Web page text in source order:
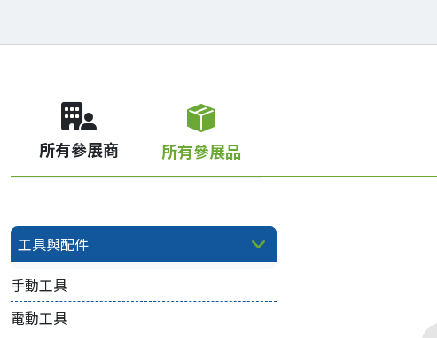
所有參展商 所有參展品
工具與配件
手動工具
電動工具